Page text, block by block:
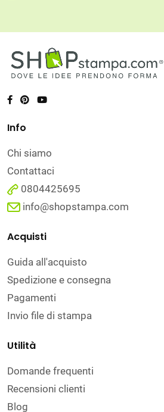
Info
Chi siamo
Contattaci
0804425695
info@shopstampa.com
Acquisti
Guida all'acquisto
Spedizione e consegna
Pagamenti
Invio file di stampa
Utilità
Domande frequenti
Recensioni clienti
Blog